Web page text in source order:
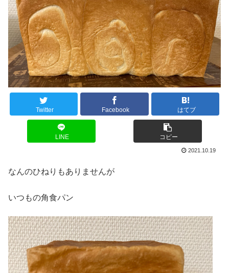
Twitter Facebook はてブ
LINE コピー
2021.10.19
なんのひねりもありませんが
いつもの角食パン